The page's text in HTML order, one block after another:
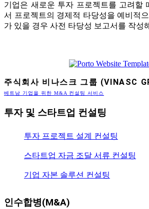
기업은 새로운 투자 프로젝트를 고려할
서 프로젝트의 경제적 타당성을 예비적
가 있을 경우 사전 타당성 보고서를 작성
주식회사 비나스크 그룹 (VINASC
베트남 기업을 위한 M&A 컨설팅 서비스
투자 및 스타트업 컨설팅
투자 프로젝트 설계 컨설팅
스타트업 자금 조달 서류 컨설팅
기업 자본 솔루션 컨설팅
인수합병(M&A)